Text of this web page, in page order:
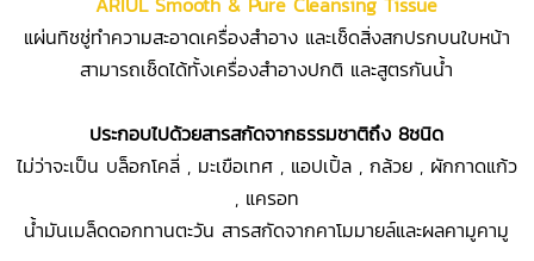
แผ่นทิชชู่ทำความสะอาดเครื่องสำอาง และเช็ดสิ่งสกปรกบนใบหน้า
สามารถเช็ดได้ทั้งเครื่องสำอางปกติ และสูตรกันน้ำ
ประกอบไปด้วยสารสกัดจากธรรมชาติถึง 8ชนิด
ไม่ว่าจะเป็น บล็อกโคลี่ , มะเขือเทศ , แอปเปิ้ล , กล้วย , ผักกาดแก้ว
, แครอท
น้ำมันเมล็ดดอกทานตะวัน สารสกัดจากคาโมมายล์และผลคามูคามู